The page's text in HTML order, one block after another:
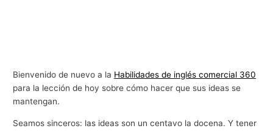
Bienvenido de nuevo a la Habilidades de inglés comercial 360
para la lección de hoy sobre cómo hacer que sus ideas se
mantengan.
Seamos sinceros: las ideas son un centavo la docena. Y tener